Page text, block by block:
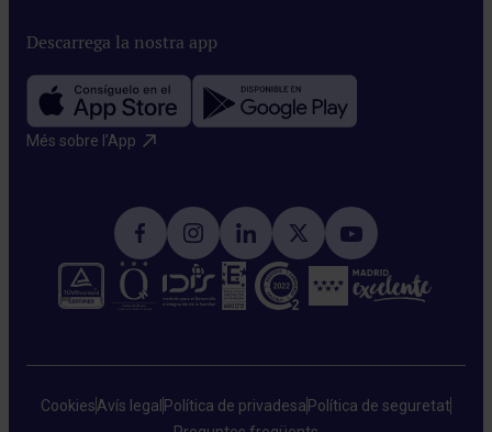
Descarrega la nostra app
Més sobre l’App​
CookiesAvís legal Política de privadesa Política de seguretat